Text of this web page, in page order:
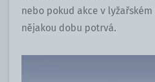
nebo pokud akce v
nějakou dobu potrvá.